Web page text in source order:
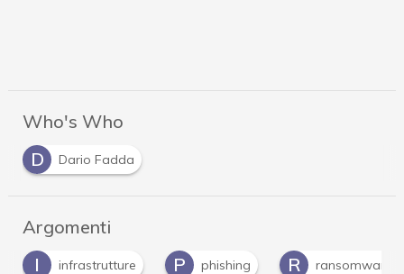
Who's Who
D
Dario Fadda
Argomenti
infrastrutture phishing ransomware